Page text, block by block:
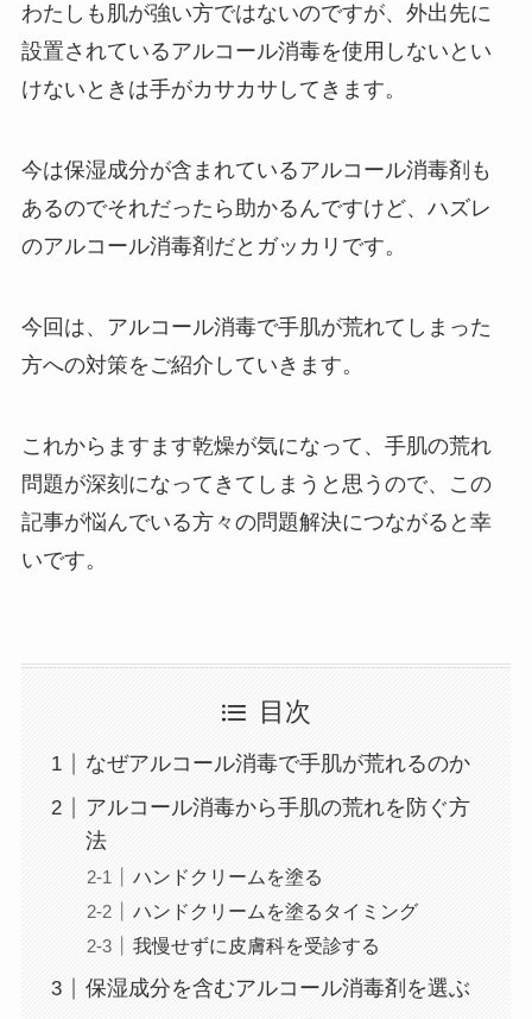
わたしも肌が強い方ではないのですが、外出先に
設置されているアルコール消毒を使用しないとい
けないときは手がカサカサしてきます。
今は保湿成分が含まれているアルコール消毒剤も
あるのでそれだったら助かるんですけど、ハズレ
のアルコール消毒剤だとガッカリです。
今回は、アルコール消毒で手肌が荒れてしまった
方への対策をご紹介していきます。
これからますます乾燥が気になって、手肌の荒れ
問題が深刻になってきてしまうと思うので、この
記事が悩んでいる方々の問題解決につながると幸
いです。
目次
なぜアルコール消毒で手肌が荒れるのか
アルコール消毒から手肌の荒れを防ぐ方
法
ハンドクリームを塗る
ハンドクリームを塗るタイミング
我慢せずに皮膚科を受診する
保湿成分を含むアルコール消毒剤を選ぶ